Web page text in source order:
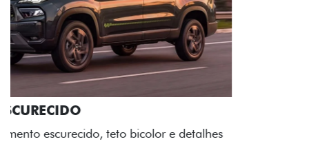
ADESIVOS ESTILIZADOS
Os adesivos aplicados no capô e nas laterais